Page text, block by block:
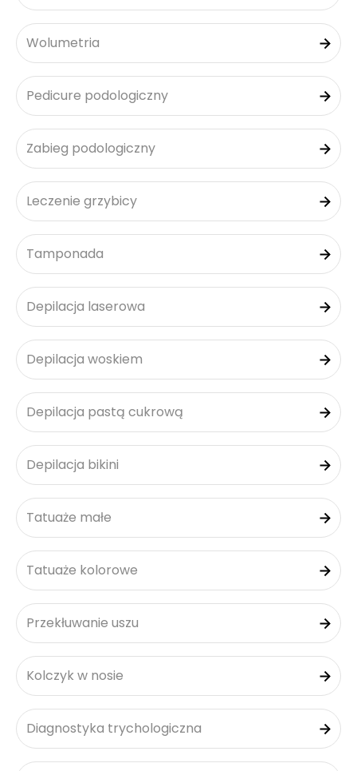
Wolumetria
Pedicure podologiczny
Zabieg podologiczny
Leczenie grzybicy
Tamponada
Depilacja laserowa
Depilacja woskiem
Depilacja pastą cukrową
Depilacja bikini
Tatuaże małe
Tatuaże kolorowe
Przekłuwanie uszu
Kolczyk w nosie
Diagnostyka trychologiczna